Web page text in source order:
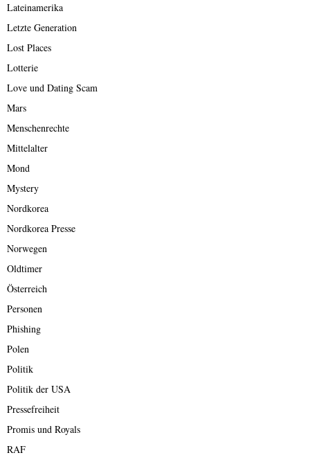
Lateinamerika
Letzte Generation
Lost Places
Lotterie
Love und Dating Scam
Mars
Menschenrechte
Mittelalter
Mond
Mystery
Nordkorea
Nordkorea Presse
Norwegen
Oldtimer
Österreich
Personen
Phishing
Polen
Politik
Politik der USA
Pressefreiheit
Promis und Royals
RAF